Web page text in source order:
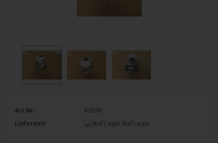
Art.Nr.:
K6296
Lieferzeit:
Auf Lager